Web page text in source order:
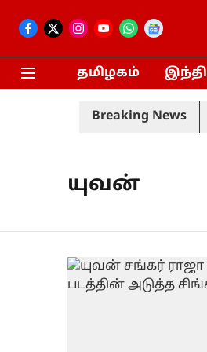
தமிழகம்
Breaking News
பெற்றார் முதலமைச்சர்
யுவன்